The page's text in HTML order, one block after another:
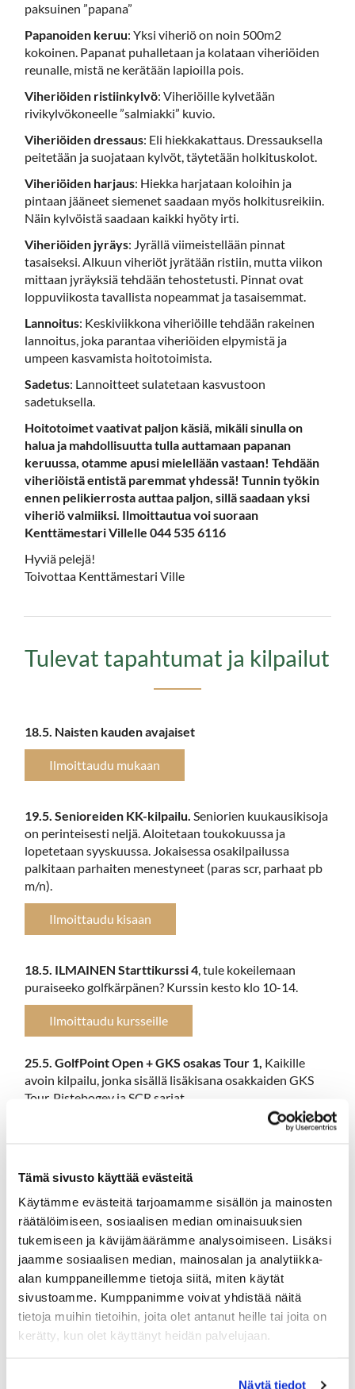
Tämä sivusto käyttää evästeitä
Käytämme evästeitä tarjoamamme sisällön ja mainosten
räätälöimiseen, sosiaalisen median ominaisuuksien
tukemiseen ja kävijämäärämme analysoimiseen. Lisäksi
jaamme sosiaalisen median, mainosalan ja analytiikka-
alan kumppaneillemme tietoja siitä, miten käytät
sivustoamme. Kumppanimme voivat yhdistää näitä
tietoja muihin tietoihin, joita olet antanut heille tai joita on
kerätty, kun olet käyttänyt heidän palvelujaan.
Näytä tiedot
paksuinen ”papana”
Papanoiden keruu: Yksi viheriö on noin 500m2
kokoinen. Papanat puhalletaan ja kolataan viheriöiden
reunalle, mistä ne kerätään lapioilla pois.
Viheriöiden ristiinkylvö: Viheriöille kylvetään
rivikylvökoneelle ”salmiakki” kuvio.
Viheriöiden dressaus: Eli hiekkakattaus. Dressauksella
peitetään ja suojataan kylvöt, täytetään holkituskolot.
Viheriöiden harjaus: Hiekka harjataan koloihin ja
pintaan jääneet siemenet saadaan myös holkitusreikiin.
Näin kylvöistä saadaan kaikki hyöty irti.
Viheriöiden jyräys: Jyrällä viimeistellään pinnat
tasaiseksi. Alkuun viheriöt jyrätään ristiin, mutta viikon
mittaan jyräyksiä tehdään tehostetusti. Pinnat ovat
loppuviikosta tavallista nopeammat ja tasaisemmat.
Lannoitus: Keskiviikkona viheriöille tehdään rakeinen
lannoitus, joka parantaa viheriöiden elpymistä ja
umpeen kasvamista hoitotoimista.
Sadetus: Lannoitteet sulatetaan kasvustoon
sadetuksella.
Hoitotoimet vaativat paljon käsiä, mikäli sinulla on
halua ja mahdollisuutta tulla auttamaan papanan
keruussa, otamme apusi mielellään vastaan! Tehdään
viheriöistä entistä paremmat yhdessä! Tunnin työkin
ennen pelikierrosta auttaa paljon, sillä saadaan yksi
viheriö valmiiksi. Ilmoittautua voi suoraan
Kenttämestari Villelle 044 535 6116
Hyviä pelejä!
Toivottaa Kenttämestari Ville
Tulevat tapahtumat ja kilpailut
18.5. Naisten kauden avajaiset
Ilmoittaudu mukaan
19.5. Senioreiden KK-kilpailu. Seniorien kuukausikisoja
on perinteisesti neljä. Aloitetaan toukokuussa ja
lopetetaan syyskuussa. Jokaisessa osakilpailussa
palkitaan parhaiten menestyneet (paras scr, parhaat pb
m/n).
Ilmoittaudu kisaan
18.5. ILMAINEN Starttikurssi 4, tule kokeilemaan
puraiseeko golfkärpänen? Kurssin kesto klo 10-14.
Ilmoittaudu kursseille
25.5. GolfPoint Open + GKS osakas Tour 1, Kaikille
avoin kilpailu, jonka sisällä lisäkisana osakkaiden GKS
Tour. Pistebogey ja SCR sarjat.
HUOM: Senioreiden Sikspäk Tour alkaa!
28.5. GKS Sikspäk 1 Kanava Golf. Mukaan mahtuu 20
pelaajaa / seura.
Ilmoittaudu Hartolan joukkueeseen
20 - 27.10. Hartola Golfin Klubimatka upeaan Costa
Navarinoon (4 paikkaa jäljellä)